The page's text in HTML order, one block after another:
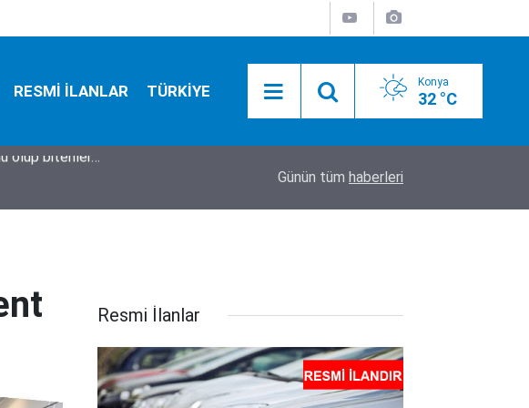
RESMİ İLANLAR TÜRKİYE Konya
32 °C
Tarım ekipleri Beyşehir'de sahaya indi:
Günün tüm haberleri
Resmi İlanlar